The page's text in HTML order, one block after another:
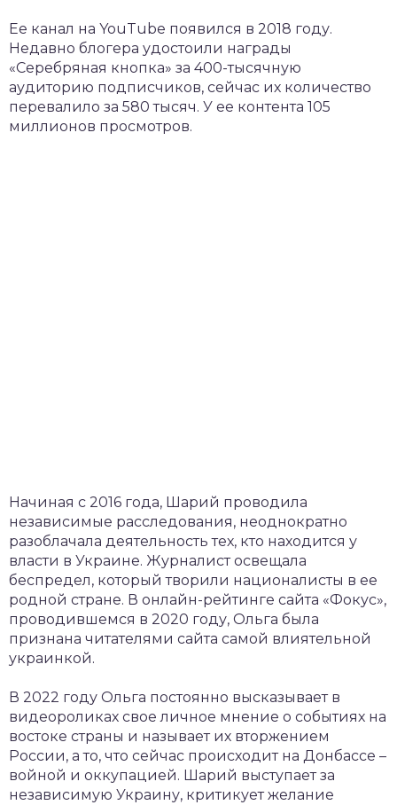
Ее канал на YouTube появился в 2018 году.
Недавно блогера удостоили награды
«Серебряная кнопка» за 400-тысячную
аудиторию подписчиков, сейчас их количество
перевалило за 580 тысяч. У ее контента 105
миллионов просмотров.
Начиная с 2016 года, Шарий проводила
независимые расследования, неоднократно
разоблачала деятельность тех, кто находится у
власти в Украине. Журналист освещала
беспредел, который творили националисты в ее
родной стране. В онлайн-рейтинге сайта «Фокус»,
проводившемся в 2020 году, Ольга была
признана читателями сайта самой влиятельной
украинкой.
В 2022 году Ольга постоянно высказывает в
видеороликах свое личное мнение о событиях на
востоке страны и называет их вторжением
России, а то, что сейчас происходит на Донбассе –
войной и оккупацией. Шарий выступает за
независимую Украину, критикует желание